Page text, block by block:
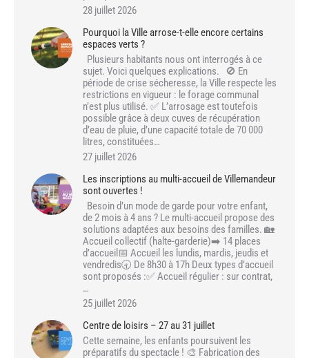
28 juillet 2026
Pourquoi la Ville arrose-t-elle encore certains
espaces verts ?
Plusieurs habitants nous ont interrogés à ce
sujet. Voici quelques explications. 🚫 En
période de crise sécheresse, la Ville respecte les
restrictions en vigueur : le forage communal
n’est plus utilisé. ✅ L’arrosage est toutefois
possible grâce à deux cuves de récupération
d’eau de pluie, d’une capacité totale de 70 000
litres, constituées…
27 juillet 2026
Les inscriptions au multi-accueil de Villemandeur
sont ouvertes !
Besoin d’un mode de garde pour votre enfant,
de 2 mois à 4 ans ? Le multi-accueil propose des
solutions adaptées aux besoins des familles. 🏡
Accueil collectif (halte-garderie)➡️ 14 places
d’accueil📅 Accueil les lundis, mardis, jeudis et
vendredis🕣 De 8h30 à 17h Deux types d’accueil
sont proposés :✅ Accueil régulier : sur contrat,
…
25 juillet 2026
Centre de loisirs – 27 au 31 juillet
Cette semaine, les enfants poursuivent les
préparatifs du spectacle ! 🎨 Fabrication des